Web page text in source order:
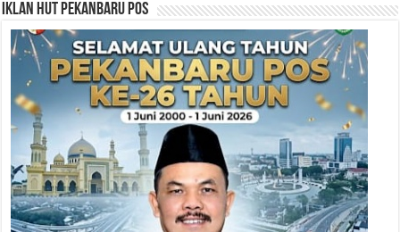
Iklan HUT Pekanbaru Pos